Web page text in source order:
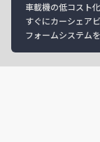
車載機の低コスト化
すぐにカーシェア
フォームシステム